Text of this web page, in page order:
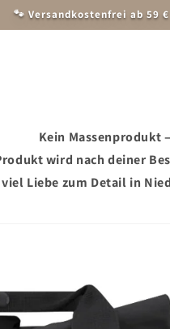
🐾 Versandkostenfrei ab
Kein Massenprodukt
wird nach deiner
Liebe zum Detail in